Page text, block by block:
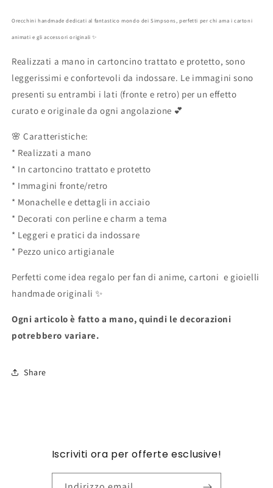
Orecchini handmade dedicati al fantastico mondo dei Simpsons, perfetti per chi ama i cartoni
animati e gli accessori originali ✨
Realizzati a mano in cartoncino trattato e protetto, sono
leggerissimi e confortevoli da indossare. Le immagini sono
presenti su entrambi i lati (fronte e retro) per un effetto
curato e originale da ogni angolazione 💕
🌸 Caratteristiche:
* Realizzati a mano
* In cartoncino trattato e protetto
* Immagini fronte/retro
* Monachelle e dettagli in acciaio
* Decorati con perline e charm a tema
* Leggeri e pratici da indossare
* Pezzo unico artigianale
Perfetti come idea regalo per fan di anime, cartoni e gioielli
handmade originali ✨
Ogni articolo è fatto a mano, quindi le decorazioni
potrebbero variare.
Share
Iscriviti ora per offerte esclusive!